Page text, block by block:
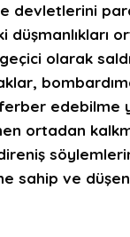
devletlerini
düşmanlıkları
olarak
ortadan
direniş
sahip ve